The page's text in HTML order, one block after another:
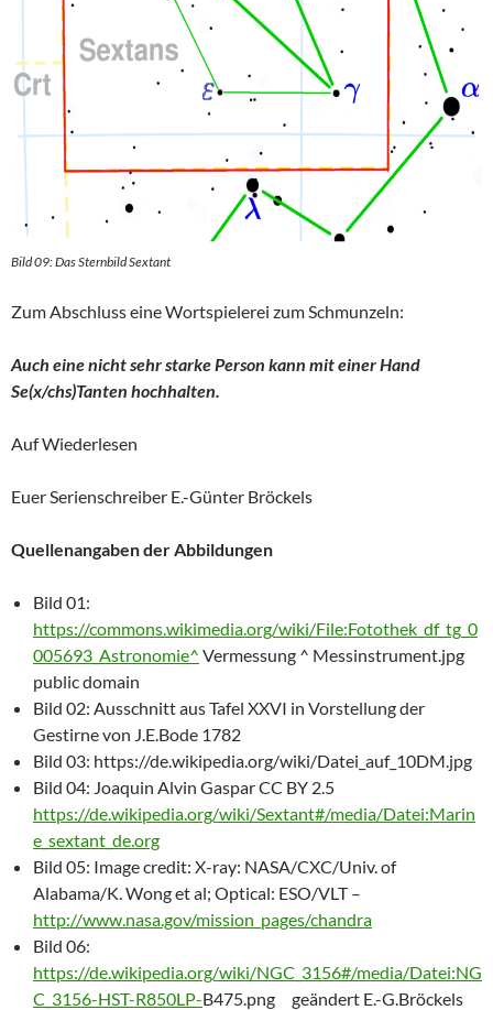
Bild 09: Das Sternbild Sextant
Zum Abschluss eine Wortspielerei zum Schmunzeln:
Auch eine nicht sehr starke Person kann mit einer Hand
Se(x/chs)Tanten hochhalten.
Auf Wiederlesen
Euer Serienschreiber E.-Günter Bröckels
Quellenangaben der Abbildungen
Bild 01:
https://commons.wikimedia.org/wiki/File:Fotothek_df_tg_0
005693_Astronomie^ Vermessung ^ Messinstrument.jpg
public domain
Bild 02: Ausschnitt aus Tafel XXVI in Vorstellung der
Gestirne von J.E.Bode 1782
Bild 03: https://de.wikipedia.org/wiki/Datei_auf_10DM.jpg
Bild 04: Joaquin Alvin Gaspar CC BY 2.5
https://de.wikipedia.org/wiki/Sextant#/media/Datei:Marin
e_sextant_de.org
Bild 05: Image credit: X-ray: NASA/CXC/Univ. of
Alabama/K. Wong et al; Optical: ESO/VLT –
http://www.nasa.gov/mission_pages/chandra
Bild 06:
https://de.wikipedia.org/wiki/NGC_3156#/media/Datei:NG
C_3156-HST-R850LP-B475.png geändert E.-G.Bröckels